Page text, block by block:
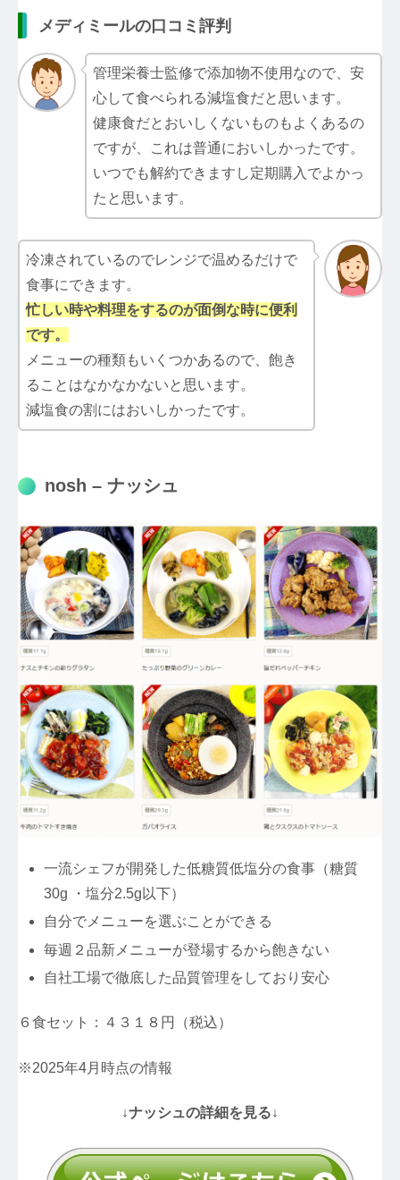
メディミールの口コミ評判
管理栄養士監修で添加物不使用なので、安
心して食べられる減塩食だと思います。
健康食だとおいしくないものもよくあるの
ですが、これは普通においしかったです。
いつでも解約できますし定期購入でよかっ
たと思います。
冷凍されているのでレンジで温めるだけで
食事にできます。
忙しい時や料理をするのが面倒な時に便利
です。
メニューの種類もいくつかあるので、飽き
ることはなかなかないと思います。
減塩食の割にはおいしかったです。
nosh – ナッシュ
一流シェフが開発した低糖質低塩分の食事（糖質
30g ・塩分2.5g以下）
自分でメニューを選ぶことができる
毎週２品新メニューが登場するから飽きない
自社工場で徹底した品質管理をしており安心
６食セット：４３１８円（税込）
※2025年4月時点の情報
↓ナッシュの詳細を見る↓